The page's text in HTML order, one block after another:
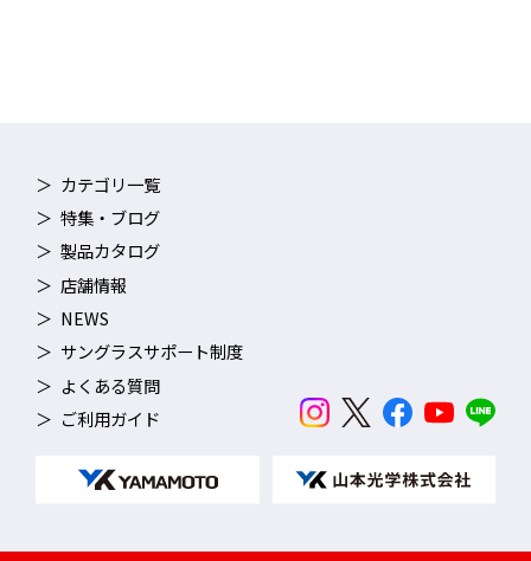
カテゴリ一覧
特集・ブログ
製品カタログ
店舗情報
NEWS
サングラスサポート制度
よくある質問
ご利用ガイド